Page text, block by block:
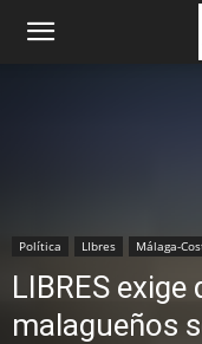
Política LIbres Málaga-
LIBRES
malagueños